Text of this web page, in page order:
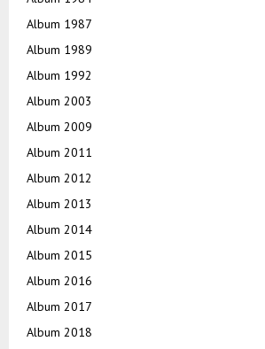
Album 1987
Album 1989
Album 1992
Album 2003
Album 2009
Album 2011
Album 2012
Album 2013
Album 2014
Album 2015
Album 2016
Album 2017
Album 2018